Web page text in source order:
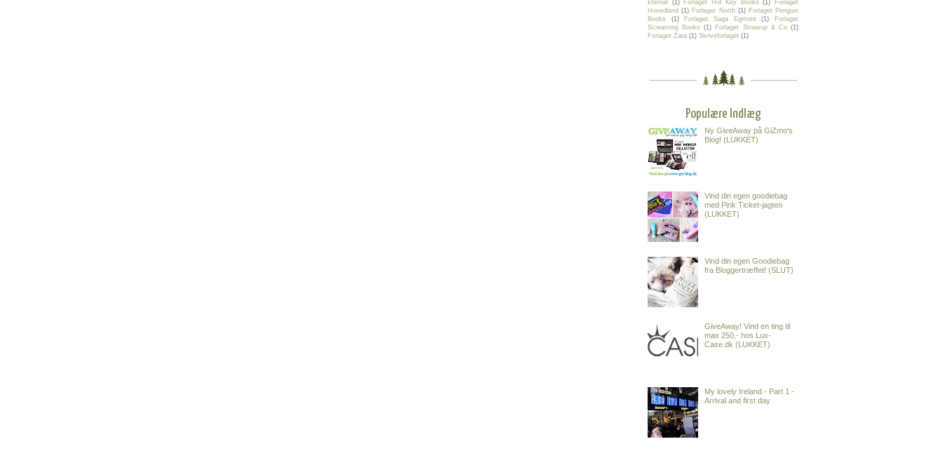
Eternal
(1) Forlaget Hot Key Books (1)
Forlaget
Hovedland (1) Forlaget North (1) Forlaget Penguin
Books
(1) Forlaget Saga Egmont (1)
Forlaget
Screaming Books
(1) Forlaget Straarup & Co (1)
Forlaget Zara (1) Skriveforlaget (1)
Populære Indlæg
Ny GiveAway på GiZmo's
Blog! (LUKKET)
Vind din egen goodiebag
med Pink Ticket-jagten
(LUKKET)
Vind din egen Goodiebag
fra Bloggertræffet! (SLUT)
GiveAway! Vind en ting til
max 250,- hos Lux-
Case.dk (LUKKET)
My lovely Ireland - Part 1 -
Arrival and first day